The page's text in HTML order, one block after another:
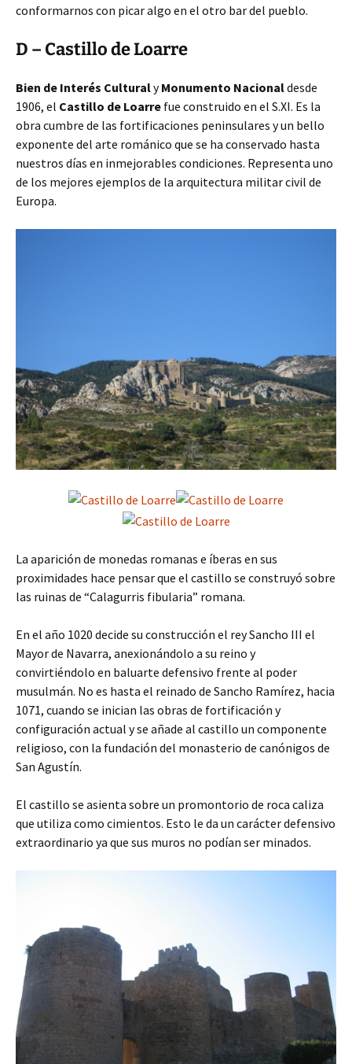
conformarnos con picar algo en el otro bar del pueblo.
D – Castillo de Loarre
Bien de Interés CulturalyMonumento Nacionaldesde
1906, el Castillo de Loarre fue construido en el S.XI. Es la
obra cumbre de las fortificaciones peninsulares y un bello
exponente del arte románico que se ha conservado hasta
nuestros días en inmejorables condiciones. Representa uno
de los mejores ejemplos de la arquitectura militar civil de
Europa.
La aparición de monedas romanas e íberas en sus
proximidades hace pensar que el castillo se construyó sobre
las ruinas de “Calagurris fibularia” romana.
En el año 1020 decide su construcción el rey Sancho III el
Mayor de Navarra, anexionándolo a su reino y
convirtiéndolo en baluarte defensivo frente al poder
musulmán. No es hasta el reinado de Sancho Ramírez, hacia
1071, cuando se inician las obras de fortificación y
configuración actual y se añade al castillo un componente
religioso, con la fundación del monasterio de canónigos de
San Agustín.
El castillo se asienta sobre un promontorio de roca caliza
que utiliza como cimientos. Esto le da un carácter defensivo
extraordinario ya que sus muros no podían ser minados.